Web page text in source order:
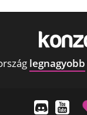
legnagyobb